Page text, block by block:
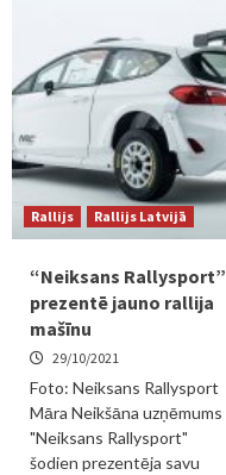
Rallijs Rallijs Latvijā
“Neiksans Rallysport”
prezentē jauno rallija
mašīnu
29/10/2021
Foto: Neiksans Rallysport
Māra Neikšāna uzņēmums
"Neiksans Rallysport"
šodien prezentēja savu